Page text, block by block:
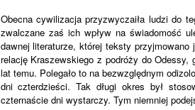
Obecna cywilizacja przyzwyczaiła ludzi do
zwalczane zaś ich wpływ na świadomość
dawnej literaturze, której teksty
relację Kraszewskiego z podróży do
lat temu. Polegało to na bezwzględnym
dni czterdzieści. Tak długi okres był
czternaście dni wystarczy. Tym niemniej